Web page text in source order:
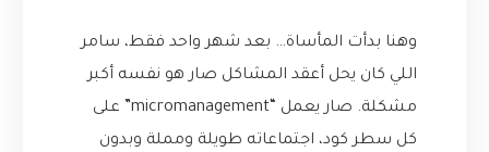
وهنا بدأت المأساة… بعد شهر واحد فقط، سامر
اللي كان يحل أعقد المشاكل صار هو نفسه أكبر
مشكلة. صار يعمل “micromanagement” على
كل سطر كود، اجتماعاته طويلة ومملة وبدون